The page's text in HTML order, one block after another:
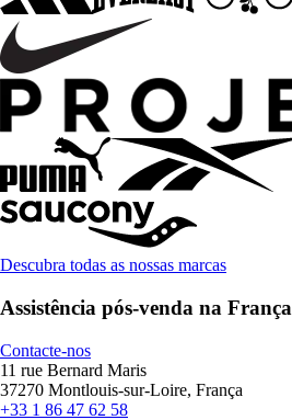
Descubra todas as nossas marcas
Assistência pós-venda na França
Contacte-nos
11 rue Bernard Maris
37270 Montlouis-sur-Loire, França
+33 1 86 47 62 58